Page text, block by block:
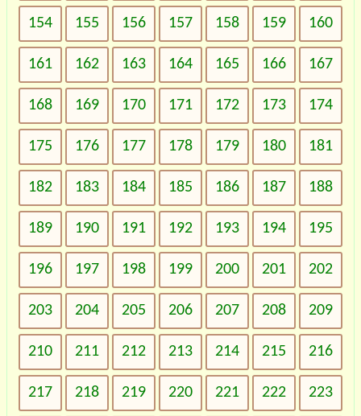
154 155 156 157 158 159 160
161 162 163 164 165 166 167
168 169 170 171 172 173 174
175 176 177 178 179 180 181
182 183 184 185 186 187 188
189 190 191 192 193 194 195
196 197 198 199 200 201 202
203 204 205 206 207 208 209
210 211 212 213 214 215 216
217 218 219 220 221 222 223